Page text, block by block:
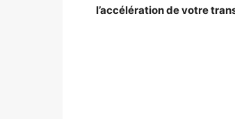
l’accélération de votre